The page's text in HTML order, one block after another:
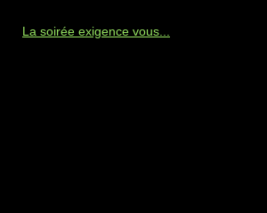
La soirée exigence vous...